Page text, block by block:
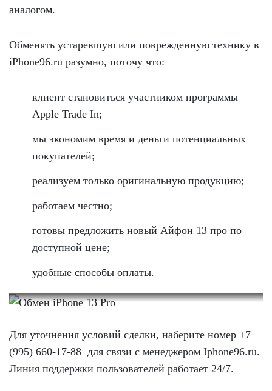
аналогом.
Обменять устаревшую или поврежденную технику в
iPhone96.ru разумно, поточу что:
клиент становиться участником программы
Apple Trade In;
мы экономим время и деньги потенциальных
покупателей;
реализуем только оригинальную продукцию;
работаем честно;
готовы предложить новый Айфон 13 про по
доступной цене;
удобные способы оплаты.
Для уточнения условий сделки, наберите номер +7
(995) 660-17-88 для связи с менеджером Іphone96.ru.
Линия поддержки пользователей работает 24/7.